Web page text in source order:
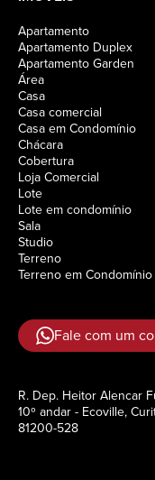
Apartamento
Apartamento Duplex
Apartamento Garden
Área
Casa
Casa comercial
Casa em Condomínio
Chácara
Cobertura
Loja Comercial
Lote
Lote em condomínio
Sala
Studio
Terreno
Terreno em Condomínio
Fale com um
R. Dep. Heitor Alencar
10º andar - Ecoville,
81200-528